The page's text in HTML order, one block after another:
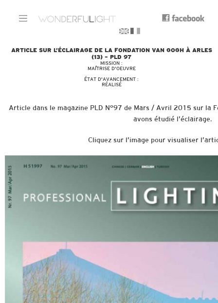
ARTICLE SUR L’ÉCLAIRAGE DE LA FONDATION VAN GOGH À ARLES
(13) – PLD 97
MISSION :
MAÎTRISE D’OEUVRE
ÉTAT D'AVANCEMENT :
RÉALISÉ
Article dans le magazine PLD N°97 de Mars / Avril 2015 sur la
avons étudié l’éclairage.
Cliquez sur l’image pour visualiser